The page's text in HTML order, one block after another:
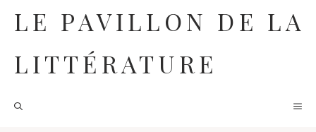
contenu
LE PAVILLON DE LA
LITTÉRATURE